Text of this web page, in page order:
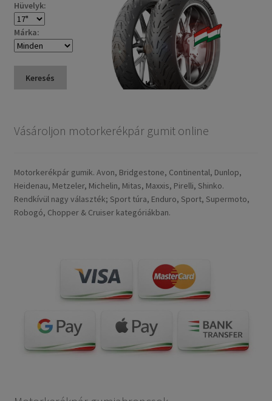
Hüvelyk:
Márka:
Keresés
Vásároljon motorkerékpár gumit online
Motorkerékpár gumik. Avon, Bridgestone, Continental, Dunlop,
Heidenau, Metzeler, Michelin, Mitas, Maxxis, Pirelli, Shinko.
Rendkívül nagy választék; Sport túra, Enduro, Sport, Supermoto,
Robogó, Chopper & Cruiser kategóriákban.